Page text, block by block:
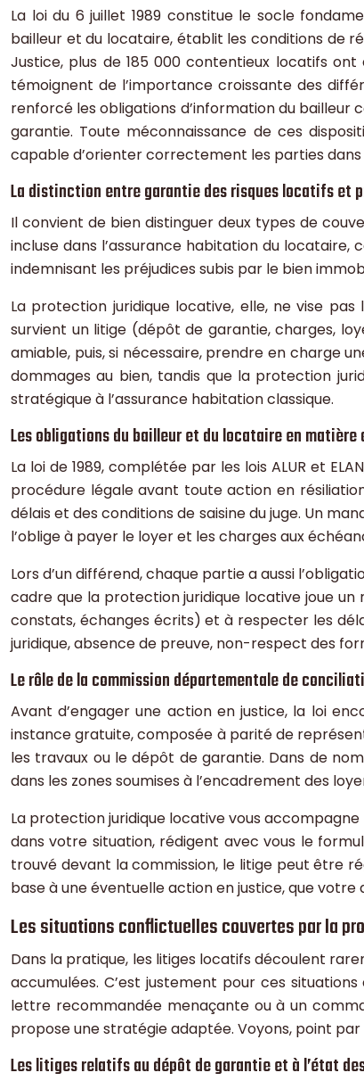
La loi du 6 juillet 1989 constitue le socle
bailleur et du locataire, établit les conditions de
Justice, plus de 185 000 contentieux locatifs
témoignent de l’importance croissante des
renforcé les obligations d’information du
garantie. Toute méconnaissance de ces
capable d’orienter correctement les parties
La distinction entre garantie des risques locatifs et
Il convient de bien distinguer deux types de
incluse dans l’assurance habitation du
indemnisant les préjudices subis par le bien
La protection juridique locative, elle, ne vise pas
survient un litige (dépôt de garantie, charges,
amiable, puis, si nécessaire, prendre en charge
dommages au bien, tandis que la protection
stratégique à l’assurance habitation classique.
Les obligations du bailleur et du locataire en
La loi de 1989, complétée par les lois ALUR et
procédure légale avant toute action en
délais et des conditions de saisine du juge. Un
l’oblige à payer le loyer et les charges aux
Lors d’un différend, chaque partie a aussi
cadre que la protection juridique locative joue
constats, échanges écrits) et à respecter les
juridique, absence de preuve, non-respect des
Le rôle de la commission départementale de
Avant d’engager une action en justice, la loi
instance gratuite, composée à parité de
les travaux ou le dépôt de garantie. Dans de
dans les zones soumises à l’encadrement des
La protection juridique locative vous
dans votre situation, rédigent avec vous le
trouvé devant la commission, le litige peut être
base à une éventuelle action en justice, que
Les situations conflictuelles couvertes par la
Dans la pratique, les litiges locatifs découlent
accumulées. C’est justement pour ces
lettre recommandée menaçante ou à un
propose une stratégie adaptée. Voyons, point
Les litiges relatifs au dépôt de garantie et à l’état